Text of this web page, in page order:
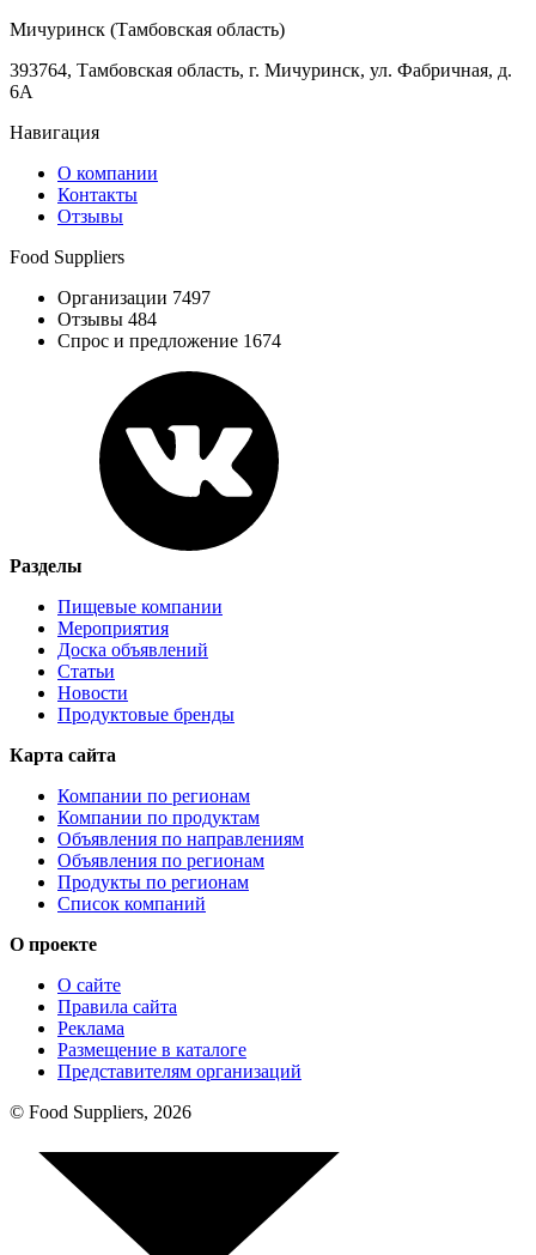
Мичуринск (Тамбовская область)
393764, Тамбовская область, г. Мичуринск, ул. Фабричная, д.
6А
Навигация
О компании
Контакты
Отзывы
Food Suppliers
Организации 7497
Отзывы 484
Спрос и предложение 1674
Разделы
Пищевые компании
Мероприятия
Доска объявлений
Статьи
Новости
Продуктовые бренды
Карта сайта
Компании по регионам
Компании по продуктам
Объявления по направлениям
Объявления по регионам
Продукты по регионам
Список компаний
О проекте
О сайте
Правила сайта
Реклама
Размещение в каталоге
Представителям организаций
© Food Suppliers, 2026